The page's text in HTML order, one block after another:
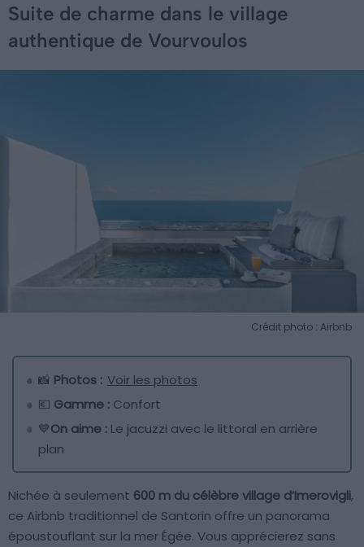
Suite de charme dans le village
authentique de Vourvoulos
Crédit photo : Airbnb
📸 Photos : Voir les photos
💶 Gamme : Confort
💙On aime : Le jacuzzi avec le littoral en arrière
plan
Nichée à seulement 600 m du célèbre village d’Imerovigli,
ce Airbnb traditionnel de Santorin offre un panorama
époustouflant sur la mer Égée. Vous apprécierez sans